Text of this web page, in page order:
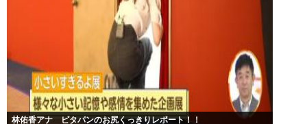
林佑香アナ ピタパンのお尻くっきりレポート！！